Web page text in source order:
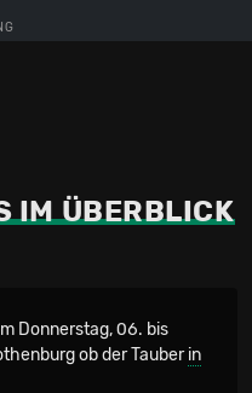
IM ÜBERBLICK
Donnerstag, 06. bis
ob der Tauberin